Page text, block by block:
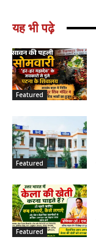
यह भी पढ़े
Featured
Featured
Featured